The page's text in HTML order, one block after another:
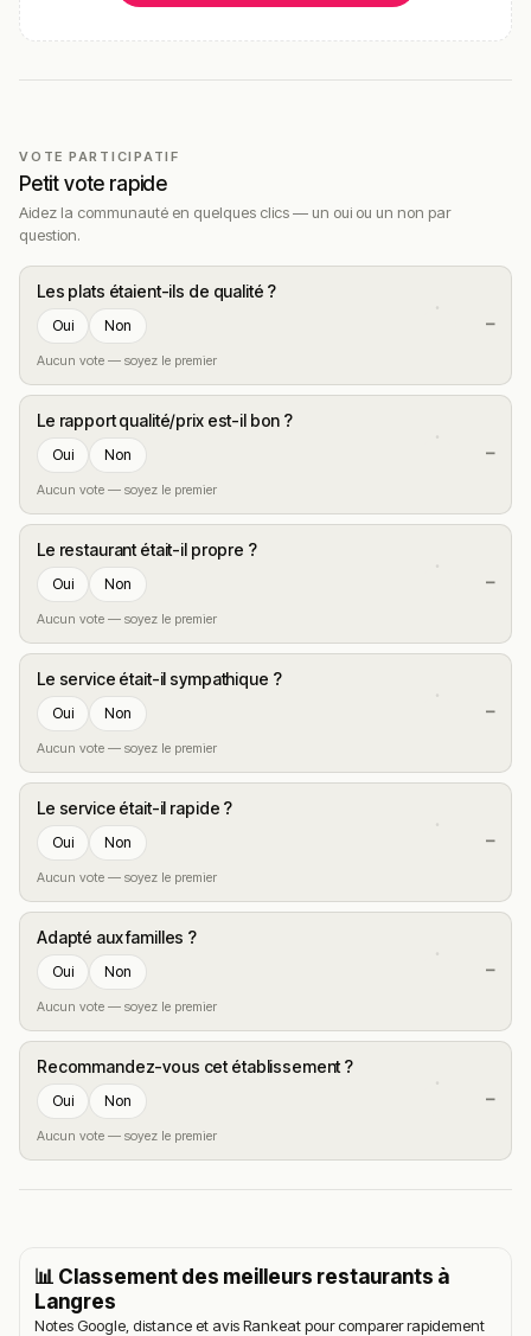
VOTE PARTICIPATIF
Petit vote rapide
Aidez la communauté en quelques clics — un oui ou un non par
question.
Les plats étaient-ils de qualité ?
Oui Non
Aucun vote — soyez le premier
—
Le rapport qualité/prix est-il bon ?
Oui Non
Aucun vote — soyez le premier
—
Le restaurant était-il propre ?
Oui Non
Aucun vote — soyez le premier
—
Le service était-il sympathique ?
Oui Non
Aucun vote — soyez le premier
—
Le service était-il rapide ?
Oui Non
Aucun vote — soyez le premier
—
Adapté aux familles ?
Oui Non
Aucun vote — soyez le premier
—
Recommandez-vous cet établissement ?
Oui Non
Aucun vote — soyez le premier
—
📊 Classement des meilleurs restaurants à
Langres
Notes Google, distance et avis Rankeat pour comparer rapidement